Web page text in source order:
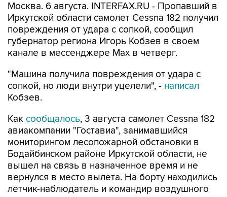
Москва. 6 августа. INTERFAX.RU - Пропавший в
Иркутской области самолет Cessna 182 получил
повреждения от удара с сопкой, сообщил
губернатор региона Игорь Кобзев в своем
канале в мессенджере Мах в четверг.
"Машина получила повреждения от удара с
сопкой, но люди внутри уцелели", - написал
Кобзев.
Как сообщалось, 3 августа самолет Cessna 182
авиакомпании "Гоставиа", занимавшийся
мониторингом лесопожарной обстановки в
Бодайбинском районе Иркутской области, не
вышел на связь в назначенное время и не
вернулся в место вылета. На борту находились
летчик-наблюдатель и командир воздушного